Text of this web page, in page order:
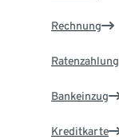
Rechnung
Ratenzahlung
Bankeinzug
Kreditkarte